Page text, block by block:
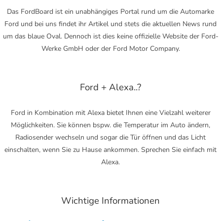
Das FordBoard ist ein unabhängiges Portal rund um die Automarke
Ford und bei uns findet ihr Artikel und stets die aktuellen News rund
um das blaue Oval. Dennoch ist dies keine offizielle Website der Ford-
Werke GmbH oder der Ford Motor Company.
Ford + Alexa..?
Ford in Kombination mit Alexa bietet Ihnen eine Vielzahl weiterer
Möglichkeiten. Sie können bspw. die Temperatur im Auto ändern,
Radiosender wechseln und sogar die Tür öffnen und das Licht
einschalten, wenn Sie zu Hause ankommen. Sprechen Sie einfach mit
Alexa.
Wichtige Informationen